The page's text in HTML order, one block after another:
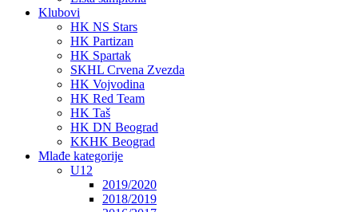
Klubovi
HK NS Stars
HK Partizan
HK Spartak
SKHL Crvena Zvezda
HK Vojvodina
HK Red Team
HK Taš
HK DN Beograd
KKHK Beograd
Mlađe kategorije
U12
2019/2020
2018/2019